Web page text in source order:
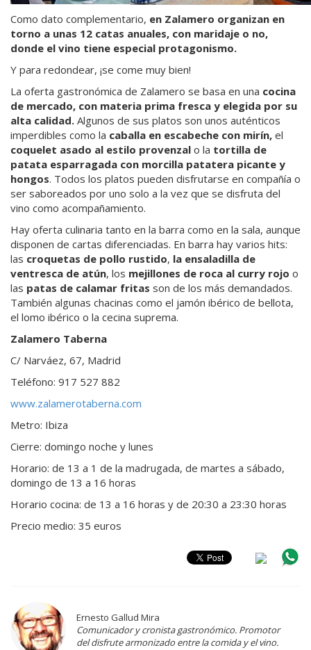
Como dato complementario, en Zalamero organizan en
torno a unas 12 catas anuales, con maridaje o no,
donde el vino tiene especial protagonismo.
Y para redondear, ¡se come muy bien!
La oferta gastronómica de Zalamero se basa en una cocina
de mercado, con materia prima fresca y elegida por su
alta calidad. Algunos de sus platos son unos auténticos
imperdibles como la caballa en escabeche con mirín, el
coquelet asado al estilo provenzal o la tortilla de
patata esparragada con morcilla patatera picante y
hongos. Todos los platos pueden disfrutarse en compañía o
ser saboreados por uno solo a la vez que se disfruta del
vino como acompañamiento.
Hay oferta culinaria tanto en la barra como en la sala, aunque
disponen de cartas diferenciadas. En barra hay varios hits:
las croquetas de pollo rustido, la ensaladilla de
ventresca de atún, los mejillones de roca al curry rojo o
las patas de calamar fritas son de los más demandados.
También algunas chacinas como el jamón ibérico de bellota,
el lomo ibérico o la cecina suprema.
Zalamero Taberna
C/ Narváez, 67, Madrid
Teléfono: 917 527 882
www.zalamerotaberna.com
Metro: Ibiza
Cierre: domingo noche y lunes
Horario: de 13 a 1 de la madrugada, de martes a sábado,
domingo de 13 a 16 horas
Horario cocina: de 13 a 16 horas y de 20:30 a 23:30 horas
Precio medio: 35 euros
Ernesto Gallud Mira
Comunicador y cronista gastronómico. Promotor
del disfrute armonizado entre la comida y el vino.